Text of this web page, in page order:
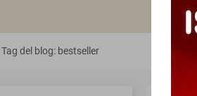
Tag del blog: bestseller